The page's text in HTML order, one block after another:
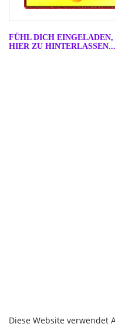
FÜHL DICH
HIER ZU HINTERLASSEN...
Diese Website verwendet